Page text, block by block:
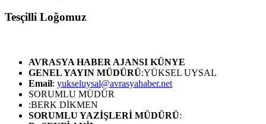
Tesçilli Loğomuz
AVRASYA HABER AJANSI KÜNYE
GENEL YAYIN MÜDÜRÜ:YÜKSEL UYSAL
Email: yukseluysal@avrasyahaber.net
SORUMLU MÜDÜR
:BERK DİKMEN
SORUMLU YAZİŞLERİ MÜDÜRÜ: